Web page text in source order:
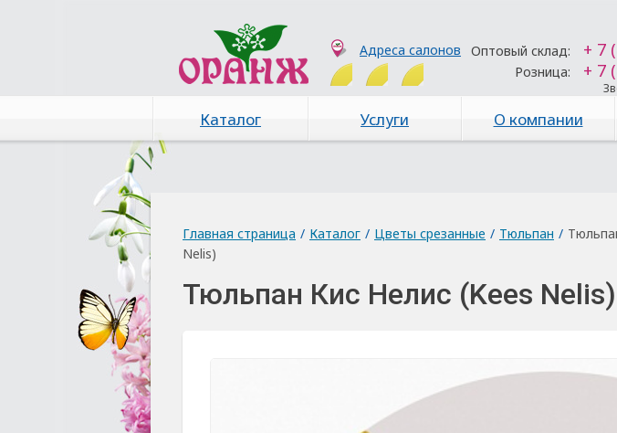
Адреса салонов Оптовый склад: + 7
Розница: + 7
Каталог Услуги О компании
Главная страница / Каталог / Цветы срезанные / Тюльпан /
Nelis)
Тюльпан Кис Нелис (Kees Nelis)